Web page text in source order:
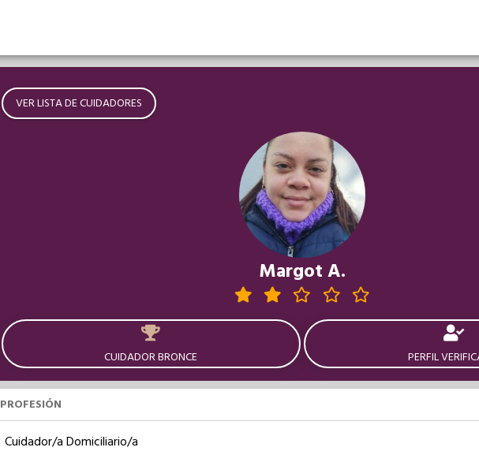
VER LISTA DE CUIDADORES
Margot A.
CUIDADOR BRONCE PERFIL
PROFESIÓN
Cuidador/a Domiciliario/a